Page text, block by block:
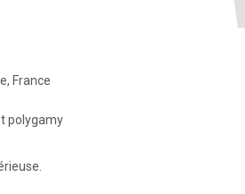
France
polygamy